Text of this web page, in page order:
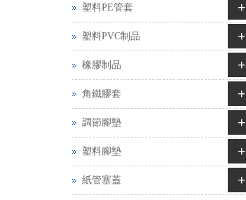
塑料PE管套 +
塑料PVC制品 +
橡膠制品 +
角鐵膠套 +
調節腳墊 +
塑料腳墊 +
紙管塞蓋 +